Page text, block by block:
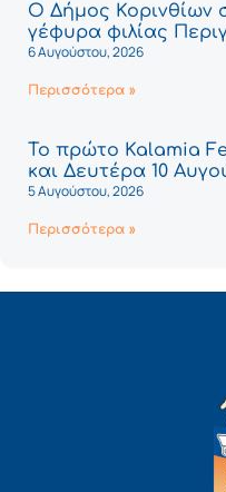
Ο Δήμος Κορινθίων
γέφυρα φιλίας
6 Αυγούστου, 2026
Περισσότερα »
Το πρώτο Kalamia
και Δευτέρα 10
5 Αυγούστου, 2026
Περισσότερα »